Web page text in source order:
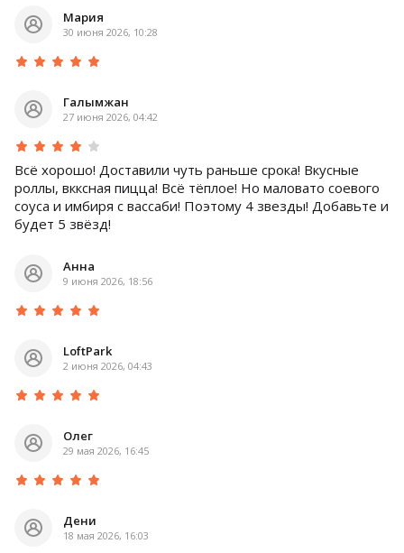
Мария
30 июня 2026, 10:28
Галымжан
27 июня 2026, 04:42
Всё хорошо! Доставили чуть раньше срока! Вкусные
роллы, вкксная пицца! Всё тёплое! Но маловато соевого
соуса и имбиря с вассаби! Поэтому 4 звезды! Добавьте и
будет 5 звёзд!
Анна
9 июня 2026, 18:56
LoftPark
2 июня 2026, 04:43
Олег
29 мая 2026, 16:45
Дени
18 мая 2026, 16:03